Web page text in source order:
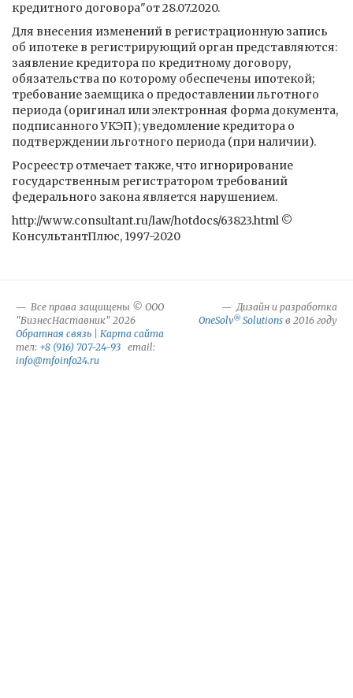
кредитного договора"от 28.07.2020.
Для внесения изменений в регистрационную запись
об ипотеке в регистрирующий орган представляются:
заявление кредитора по кредитному договору,
обязательства по которому обеспечены ипотекой;
требование заемщика о предоставлении льготного
периода (оригинал или электронная форма документа,
подписанного УКЭП); уведомление кредитора о
подтверждении льготного периода (при наличии).
Росреестр отмечает также, что игнорирование
государственным регистратором требований
федерального закона является нарушением.
http://www.consultant.ru/law/hotdocs/63823.html ©
КонсультантПлюс, 1997-2020
Все права защищены © ООО
"БизнесНаставник" 2026
Обратная связь
Карта сайта
тел: +8 (916) 707-24-93 email:
info@mfoinfo24.ru
Дизайн и разработка
OneSolv® Solutions в 2016 году